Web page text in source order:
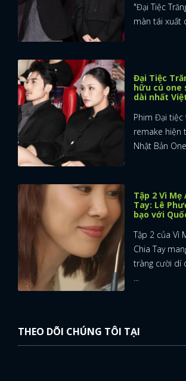
"Đại Tiệc
màn tái xuất
Đại Tiệc
hữu cú one
dài nhất
Phim Đại
remake hiện
Nhật Bản
Tập 2 Vì Mẹ
Tay: Lê
bạo với
Tập 2 của Vì
Chia Tay
tràng cười dí
THEO DÕI CHÚNG TÔI TẠI